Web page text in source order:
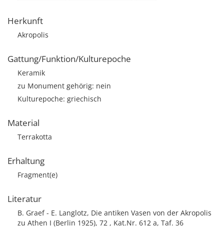
Herkunft
Akropolis
Gattung/Funktion/Kulturepoche
Keramik
zu Monument gehörig: nein
Kulturepoche: griechisch
Material
Terrakotta
Erhaltung
Fragment(e)
Literatur
B. Graef - E. Langlotz, Die antiken Vasen von der Akropolis
zu Athen I (Berlin 1925), 72 , Kat.Nr. 612 a, Taf. 36